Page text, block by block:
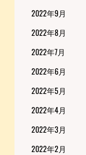
2022年9月
2022年8月
2022年7月
2022年6月
2022年5月
2022年4月
2022年3月
2022年2月